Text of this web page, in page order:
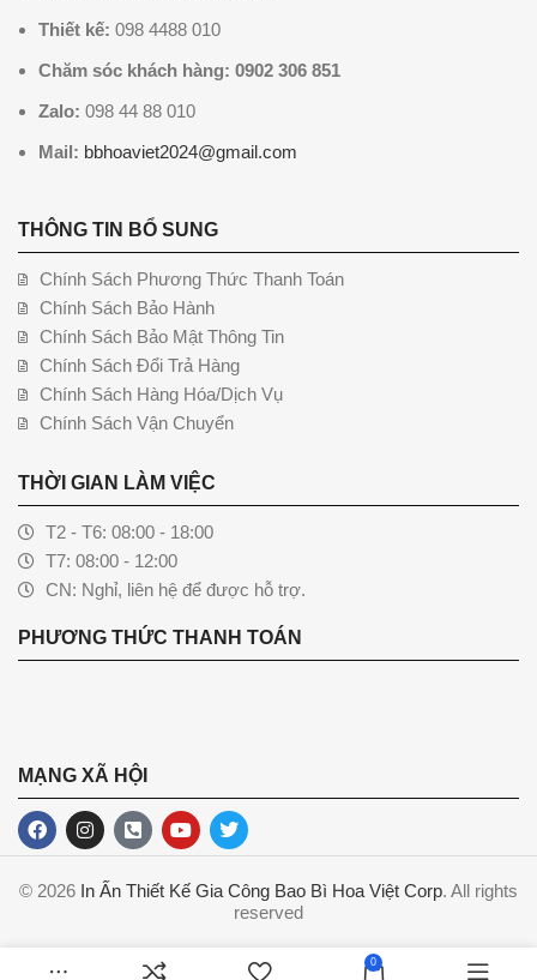
Thiết kế: 098 4488 010
Chăm sóc khách hàng: 0902 306 851
Zalo: 098 44 88 010
Mail: bbhoaviet2024@gmail.com
THÔNG TIN BỔ SUNG
Chính Sách Phương Thức Thanh Toán
Chính Sách Bảo Hành
Chính Sách Bảo Mật Thông Tin
Chính Sách Đổi Trả Hàng
Chính Sách Hàng Hóa/Dịch Vụ
Chính Sách Vận Chuyển
THỜI GIAN LÀM VIỆC
T2 - T6: 08:00 - 18:00
T7: 08:00 - 12:00
CN: Nghỉ, liên hệ để được hỗ trợ.
PHƯƠNG THỨC THANH TOÁN
MẠNG XÃ HỘI
© 2026 In Ấn Thiết Kế Gia Công Bao Bì Hoa Việt Corp. All rights
reserved
0